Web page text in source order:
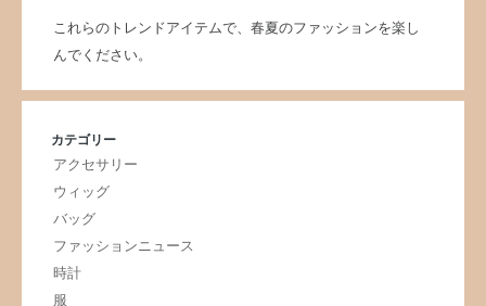
これらのトレンドアイテムで、春夏のファッションを楽し
んでください。
カテゴリー
アクセサリー
ウィッグ
バッグ
ファッションニュース
時計
服